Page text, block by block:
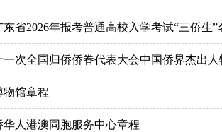
东省2026年报考普通高校入学考试“三侨生”
一次全国归侨侨眷代表大会中国侨界杰出
物馆章程
华人港澳同胞服务中心章程